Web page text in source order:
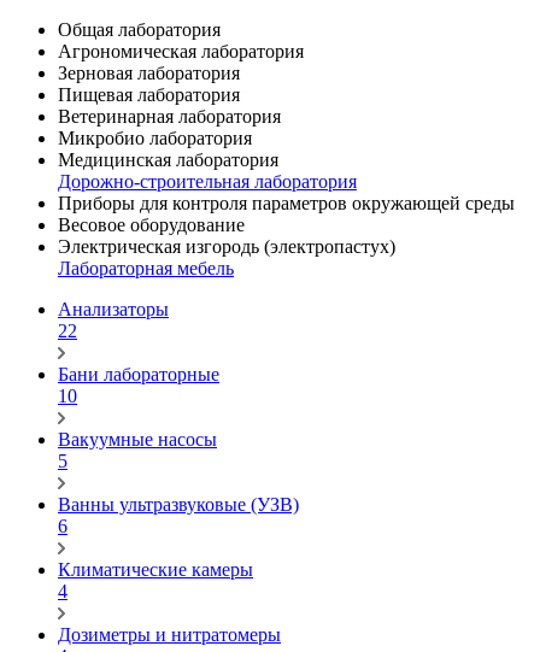
Общая лаборатория
Агрономическая лаборатория
Зерновая лаборатория
Пищевая лаборатория
Ветеринарная лаборатория
Микробио лаборатория
Медицинская лаборатория
Дорожно-строительная лаборатория
Приборы для контроля параметров окружающей среды
Весовое оборудование
Электрическая изгородь (электропастух)
Лабораторная мебель
Анализаторы
22
Бани лабораторные
10
Вакуумные насосы
5
Ванны ультразвуковые (УЗВ)
6
Климатические камеры
4
Дозиметры и нитратомеры